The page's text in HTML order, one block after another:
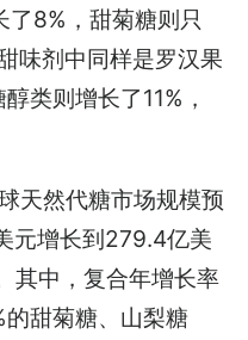
8%，甜菊糖则只
味剂中同样是罗汉果
类则增长了11%，
天然代糖市场规模预
元增长到279.4亿美
其中，复合年增长率
甜菊糖、山梨糖